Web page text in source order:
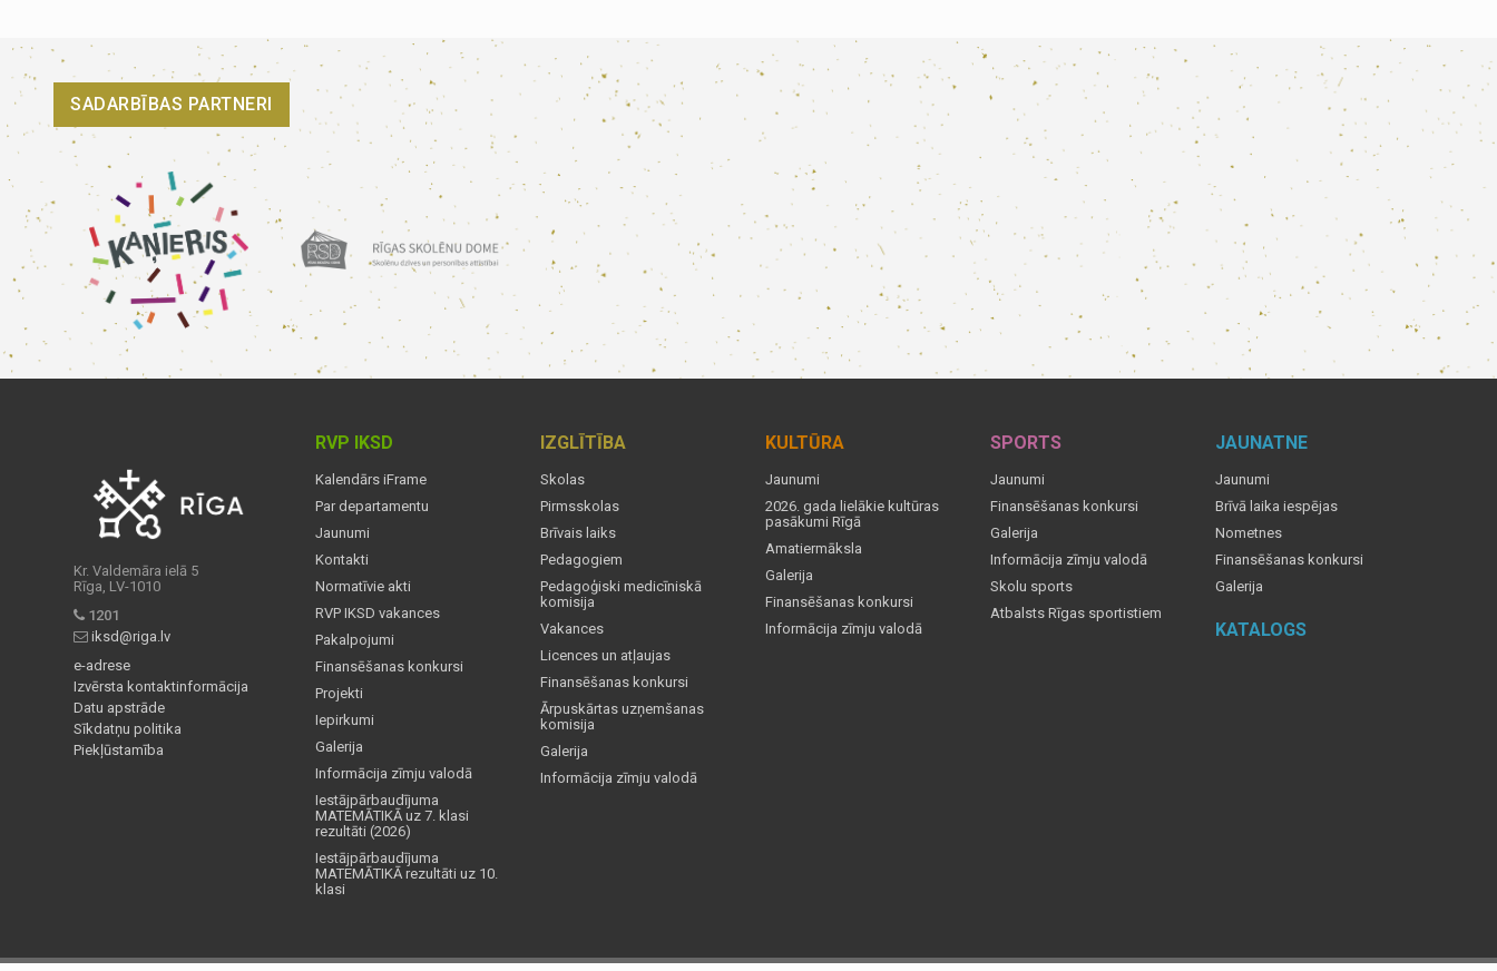
SADARBĪBAS PARTNERI
Kr. Valdemāra ielā 5
Rīga, LV-1010
1201
iksd@riga.lv
e-adrese
Izvērsta kontaktinformācija
Datu apstrāde
Sīkdatņu politika
Piekļūstamība
RVP IKSD
Kalendārs iFrame
Par departamentu
Jaunumi
Kontakti
Normatīvie akti
RVP IKSD vakances
Pakalpojumi
Finansēšanas konkursi
Projekti
Iepirkumi
Galerija
Informācija zīmju valodā
Iestājpārbaudījuma
MATEMĀTIKĀ uz 7. klasi
rezultāti (2026)
Iestājpārbaudījuma
MATEMĀTIKĀ rezultāti uz 10.
klasi
IZGLĪTĪBA
Skolas
Pirmsskolas
Brīvais laiks
Pedagogiem
Pedagoģiski medicīniskā
komisija
Vakances
Licences un atļaujas
Finansēšanas konkursi
Ārpuskārtas uzņemšanas
komisija
Galerija
Informācija zīmju valodā
KULTŪRA
Jaunumi
2026. gada lielākie kultūras
pasākumi Rīgā
Amatiermāksla
Galerija
Finansēšanas konkursi
Informācija zīmju valodā
SPORTS
Jaunumi
Finansēšanas konkursi
Galerija
Informācija zīmju valodā
Skolu sports
Atbalsts Rīgas sportistiem
JAUNATNE
Jaunumi
Brīvā laika iespējas
Nometnes
Finansēšanas konkursi
Galerija
KATALOGS